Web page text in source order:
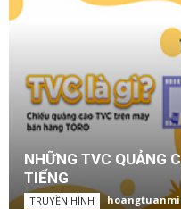
NHỮNG TVC QUẢNG
TIẾNG
TRUYỀN HÌNH